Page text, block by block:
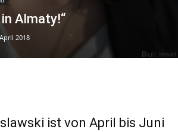
Almaty!“
2018
ist von April bis Juni